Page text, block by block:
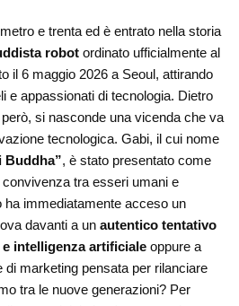
e trenta ed è entrato nella storia
robot ordinato ufficialmente al
il 6 maggio 2026 a Seoul, attirando
e appassionati di tecnologia. Dietro
si nasconde una vicenda che va
tecnologica. Gabi, il cui nome
Buddha”, è stato presentato come
tra esseri umani e
immediatamente acceso un
davanti a unautentico tentativo
intelligenza artificiale oppure a
di marketing pensata per rilanciare
tra le nuove generazioni? Per